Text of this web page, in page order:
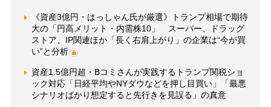
《資産3億円・はっしゃん氏が厳選》トランプ相場で期待
大の「円高メリット・内需株10」 スーパー、ドラッグ
ストア、IP関連ほか「長く右肩上がり」の企業は“今が買
い”と分析
資産1.5億円超・Bコミさんが実践するトランプ関税ショ
ック対応「日経平均やNYダウなどを押し目買い」「最悪
シナリオばかり想定すると先行きを見誤る」の真意